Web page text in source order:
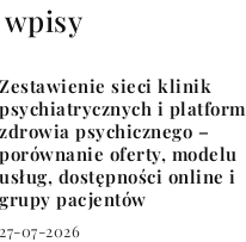
Zestawienie sieci klinik
psychiatrycznych i platform
zdrowia psychicznego –
porównanie oferty, modelu
usług, dostępności online i
grupy pacjentów
27-07-2026